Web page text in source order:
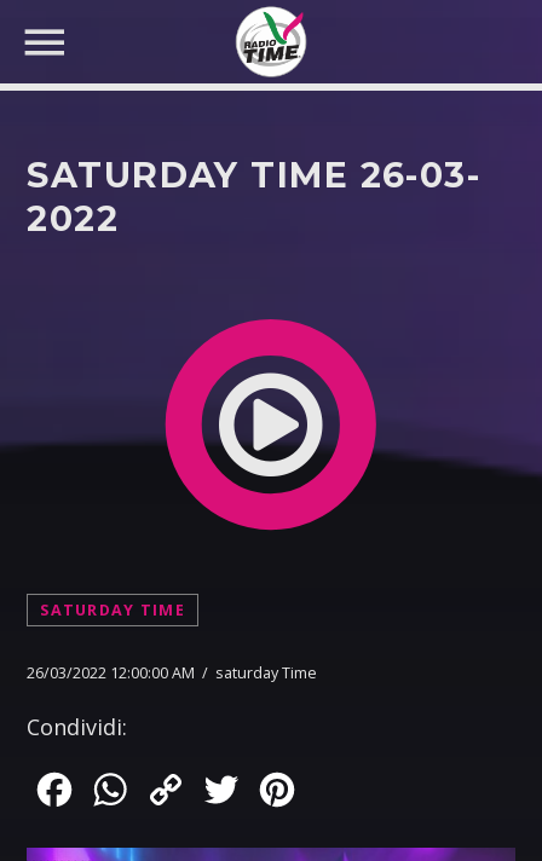
SATURDAY TIME 26-03-
2022
SATURDAY TIME
26/03/2022 12:00:00 AM / saturday Time
Condividi:
FacebookWhatsApp
Copy
Twitter